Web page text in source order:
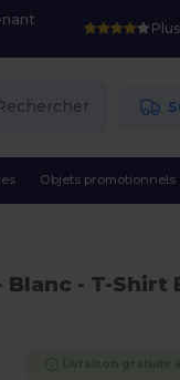
Objets promotionnels
Blanc - T-Shirt
Livraison gratuite